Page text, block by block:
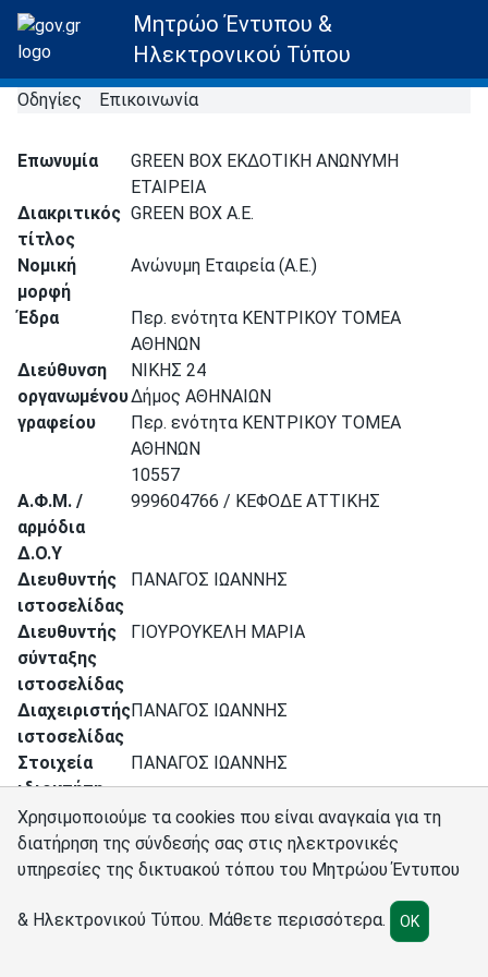
Μητρώο Έντυπου &
Ηλεκτρονικού Τύπου
Οδηγίες Επικοινωνία
Επωνυμία
GREEN BOX ΕΚΔΟΤΙΚΗ ΑΝΩΝΥΜΗ
ΕΤΑΙΡΕΙΑ
Διακριτικός
τίτλος
GREEN BOX A.E.
Νομική
μορφή
Ανώνυμη Εταιρεία (Α.Ε.)
Έδρα
Περ. ενότητα ΚΕΝΤΡΙΚΟΥ ΤΟΜΕΑ
ΑΘΗΝΩΝ
Διεύθυνση
οργανωμένου
γραφείου
ΝΙΚΗΣ 24
Δήμος ΑΘΗΝΑΙΩΝ
Περ. ενότητα ΚΕΝΤΡΙΚΟΥ ΤΟΜΕΑ
ΑΘΗΝΩΝ
10557
Α.Φ.Μ. /
αρμόδια
Δ.Ο.Υ
999604766 / ΚΕΦΟΔΕ ΑΤΤΙΚΗΣ
Διευθυντής
ιστοσελίδας
ΠΑΝΑΓΟΣ ΙΩΑΝΝΗΣ
Διευθυντής
σύνταξης
ιστοσελίδας
ΓΙΟΥΡΟΥΚΕΛΗ ΜΑΡΙΑ
Διαχειριστής
ιστοσελίδας
ΠΑΝΑΓΟΣ ΙΩΑΝΝΗΣ
Στοιχεία
ιδιοκτήτη
ΠΑΝΑΓΟΣ ΙΩΑΝΝΗΣ
Ιστοσελίδα agronews.gr
Ρυθμίσεις cookies
Χρησιμοποιούμε τα cookies που είναι αναγκαία για τη
διατήρηση της σύνδεσής σας στις ηλεκτρονικές
υπηρεσίες της δικτυακού τόπου του Μητρώου Έντυπου
& Ηλεκτρονικού Τύπου. Μάθετε περισσότερα. OK